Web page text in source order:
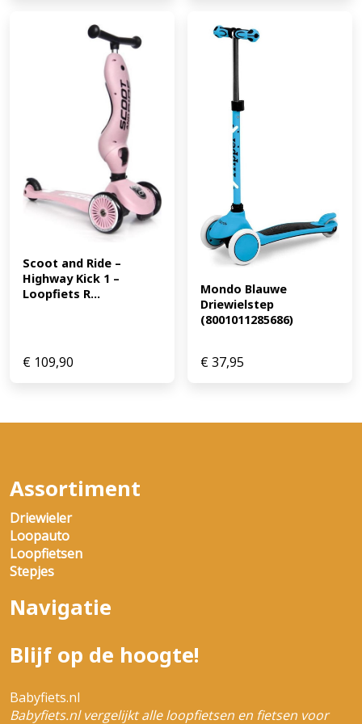
blauw, paars, zwart, groen, pastel roze of muntgroen
Hoogte: 55 cm, 62,50 cm of 69,50 cm Afmeting
voorwielen: 125 x 24 mm Afmeting achterwiel: 100 x 24
mm Gewicht: 2,2 kg Min. lengte: 90 cm Max gewicht: 50
kg Aantal wielen: 3 Inclusief voetrem: ja Leeftijd: Geschikt
voor kinderen van 2 - 5 jaar Let op: Zorg dat je kind altijd
persoonlijke bescherming (helm en
hand-/pols-/knie-/elleboogbescherming) en dichte
schoenen draagt. (EAN: 8721055563815)
Scoot and Ride –
Highway Kick 1 –
Loopfiets R...
€ 109,90
Mondo Blauwe
Driewielstep
(8001011285686)
€37,95
Assortiment
Driewieler
Loopauto
Loopfietsen
Stepjes
Navigatie
Blijf op de hoogte!
Babyfiets.nl
Babyfiets.nl vergelijkt alle loopfietsen en fietsen voor